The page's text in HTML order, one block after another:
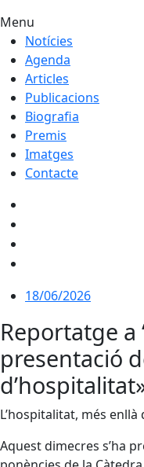
Menu
Notícies
Agenda
Articles
Publicacions
Biografia
Premis
Imatges
Contacte
18/06/2026
Reportatge a
presentació
L’hospitalitat, més
Aquest dimecres s’ha